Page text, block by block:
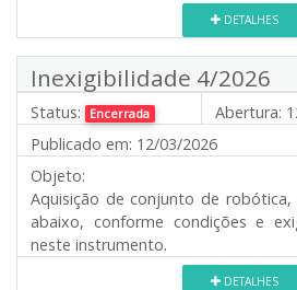
DETALHES
Inexigibilidade 4/2026
Status: Encerrada Abertura:
Publicado em: 12/03/2026
Objeto:
Aquisição de conjunto de
abaixo, conforme condições e
neste instrumento.
DETALHES